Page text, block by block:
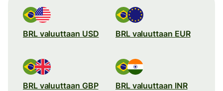
BRL valuuttaan USD BRL valuuttaan EUR
BRL valuuttaan GBP BRL valuuttaan INR